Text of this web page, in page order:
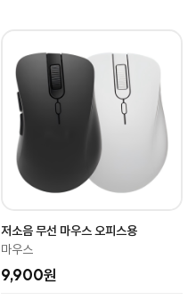
저소음 무선 마우스 오피스용
마우스
9,900원